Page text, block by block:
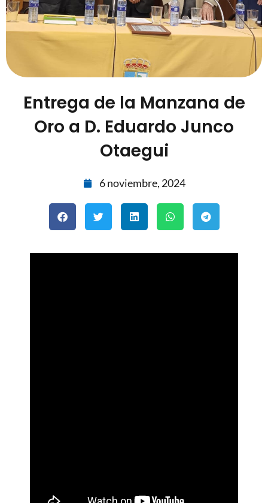
Entrega de la Manzana de
Oro a D. Eduardo Junco
Otaegui
6 noviembre, 2024